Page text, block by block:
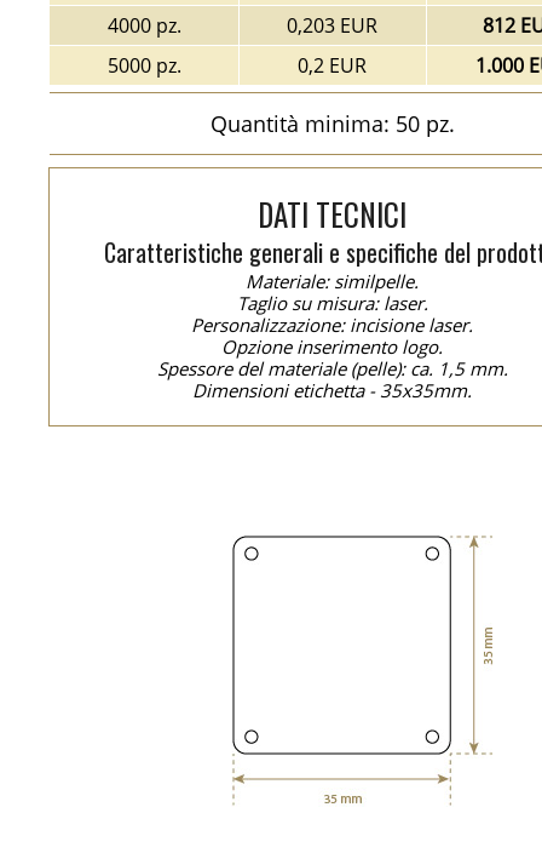
4000 pz.
0,203 EUR
812
5000 pz.
0,2 EUR 1.000
Quantità minima: 50 pz.
DATI TECNICI
Caratteristiche generali e specifiche del
Materiale: similpelle.
Taglio su misura: laser.
Personalizzazione: incisione laser.
Opzione inserimento logo.
Spessore del materiale (pelle): ca. 1,5 mm.
Dimensioni etichetta - 35x35mm.